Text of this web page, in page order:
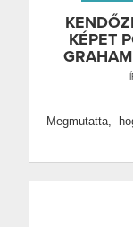
KÉPET
GRAHAM
Megmutatta,